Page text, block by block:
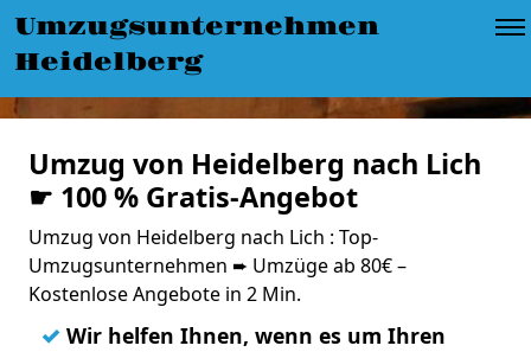
Umzugsunternehmen
Heidelberg
Umzug von Heidelberg nach Lich
☛ 100 % Gratis-Angebot
Umzug von Heidelberg nach Lich : Top-
Umzugsunternehmen ➨ Umzüge ab 80€ –
Kostenlose Angebote in 2 Min.
✓ Wir helfen Ihnen, wenn es um Ihren